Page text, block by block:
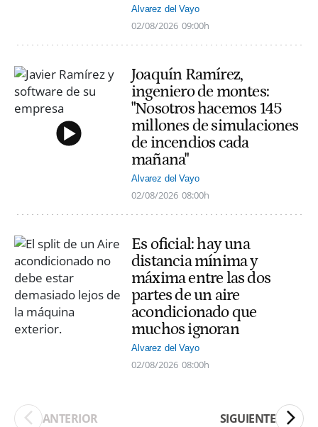
Alvarez del Vayo
02/08/2026 09:00h
Joaquín Ramírez,
ingeniero de montes:
"Nosotros hacemos 145
millones de simulaciones
de incendios cada
mañana"
Alvarez del Vayo
02/08/2026 08:00h
Es oficial: hay una
distancia mínima y
máxima entre las dos
partes de un aire
acondicionado que
muchos ignoran
Alvarez del Vayo
02/08/2026 08:00h
ANTERIOR SIGUIENTE